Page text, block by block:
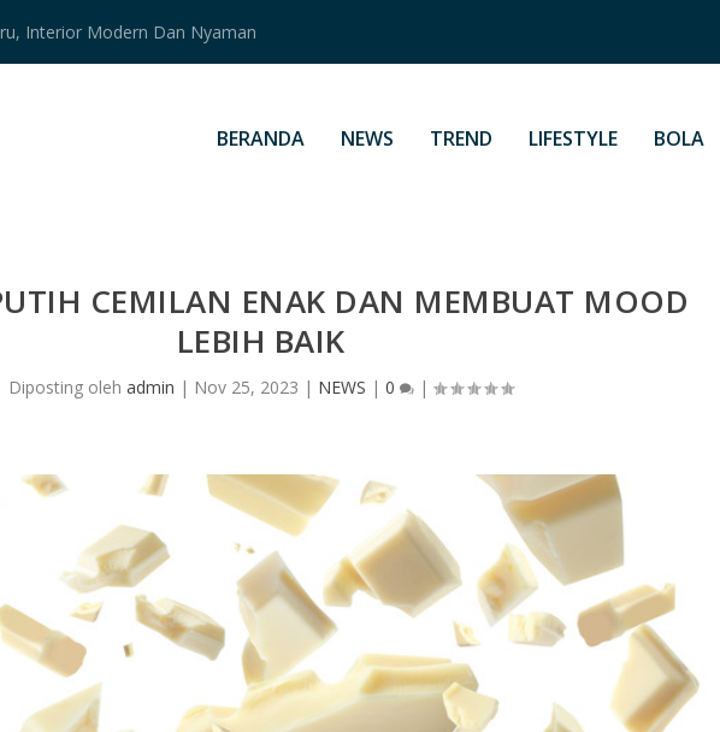
Interior Modern Dan Nyaman
BERANDA NEWS TREND LIFESTYLE BOLA
CEMILAN ENAK DAN MEMBUAT MOOD
LEBIH BAIK
Diposting olehadmin | Nov 25, 2023 | NEWS |0 |